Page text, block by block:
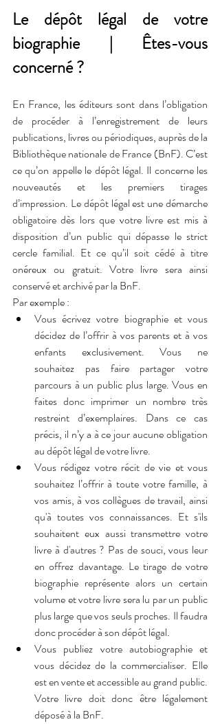
Le dépôt légal de votre
biographie | Êtes-vous
concerné ?
En France, les éditeurs sont dans l’obligation
de procéder à l’enregistrement de leurs
publications, livres ou périodiques, auprès de la
Bibliothèque nationale de France (BnF). C’est
ce qu’on appelle le dépôt légal. Il concerne les
nouveautés et les premiers tirages
d’impression. Le dépôt légal est une démarche
obligatoire dès lors que votre livre est mis à
disposition d’un public qui dépasse le strict
cercle familial. Et ce qu’il soit cédé à titre
onéreux ou gratuit. Votre livre sera ainsi
conservé et archivé par la BnF.
Par exemple :
Vous écrivez votre biographie et vous
décidez de l’offrir à vos parents et à vos
enfants exclusivement. Vous ne
souhaitez pas faire partager votre
parcours à un public plus large. Vous en
faites donc imprimer un nombre très
restreint d’exemplaires. Dans ce cas
précis, il n’y a à ce jour aucune obligation
au dépôt légal de votre livre.
Vous rédigez votre récit de vie et vous
souhaitez l’offrir à toute votre famille, à
vos amis, à vos collègues de travail, ainsi
qu'à toutes vos connaissances. Et s'ils
souhaitent eux aussi transmettre votre
livre à d'autres ? Pas de souci, vous leur
en offrez davantage. Le tirage de votre
biographie représente alors un certain
volume et votre livre sera lu par un public
plus large que vos seuls proches. Il faudra
donc procéder à son dépôt légal.
Vous publiez votre autobiographie et
vous décidez de la commercialiser. Elle
est en vente et accessible au grand public.
Votre livre doit donc être légalement
déposé à la BnF.